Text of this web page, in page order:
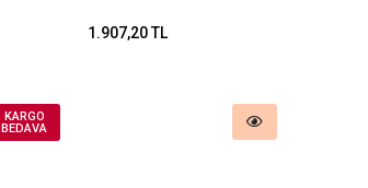
1.907,20 TL
KARGO
BEDAVA